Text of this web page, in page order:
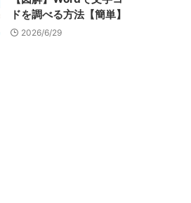
ドを調べる方法【簡単】
2026/6/29